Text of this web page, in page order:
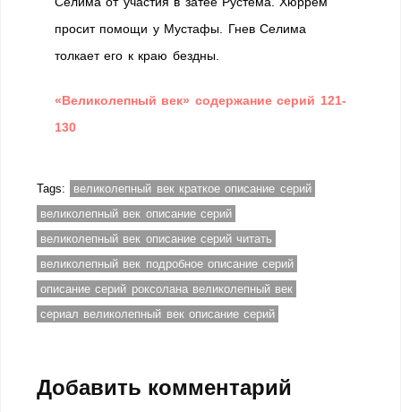
просит помощи у Мустафы. Гнев Селима
толкает его к краю бездны.
«Великолепный век» содержание серий 121-
130
Tags:
великолепный век краткое описание серий
великолепный век описание серий
великолепный век описание серий читать
великолепный век подробное описание серий
описание серий роксолана великолепный век
сериал великолепный век описание серий
Добавить комментарий